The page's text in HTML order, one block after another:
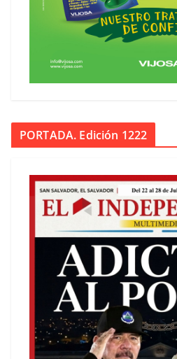
PORTADA. Edición 1222